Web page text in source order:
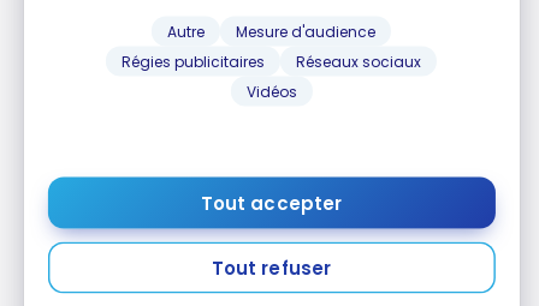
Autre
Mesure d'audience
Régies publicitaires
Réseaux sociaux
Vidéos
Tout accepter
Tout refuser
EXCLUSIF
Carte BMO eclipse Visa Infinite*
Jusqu'à 80 000 Points + Aucuns
frais la première année*
Carte American Express
Banque Scotia *
Jusqu'à 50 000 Points Scène+
Fin le 1 Nov 2026